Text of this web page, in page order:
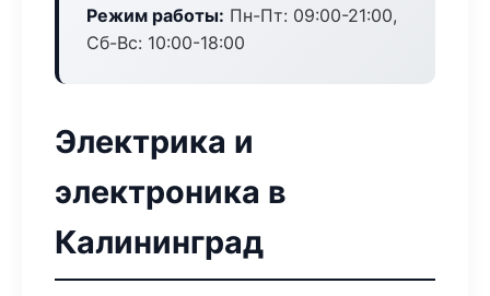
Режим работы: Пн-Пт: 09:00-21:00,
Сб-Вс: 10:00-18:00
Электрика и
электроника в
Калининград